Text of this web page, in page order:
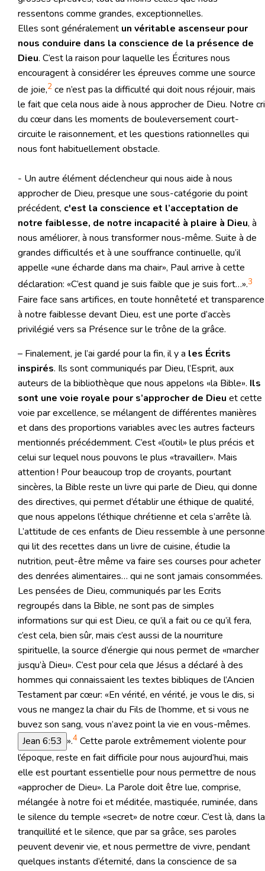
ressentons comme grandes, exceptionnelles.
Elles sont généralement un véritable ascenseur pour
nous conduire dans la conscience de la présence de
Dieu. C’est la raison pour laquelle les Écritures nous
encouragent à considérer les épreuves comme une source
de joie,2 ce n’est pas la difficulté qui doit nous réjouir, mais
le fait que cela nous aide à nous approcher de Dieu. Notre cri
du cœur dans les moments de bouleversement court-
circuite le raisonnement, et les questions rationnelles qui
nous font habituellement obstacle.
- Un autre élément déclencheur qui nous aide à nous
approcher de Dieu, presque une sous-catégorie du point
précédent, c'est la conscience et l’acceptation de
notre faiblesse, de notre incapacité à plaire à Dieu, à
nous améliorer, à nous transformer nous-même. Suite à de
grandes difficultés et à une souffrance continuelle, qu’il
appelle «une écharde dans ma chair», Paul arrive à cette
déclaration: «C’est quand je suis faible que je suis fort…».3
Faire face sans artifices, en toute honnêteté et transparence
à notre faiblesse devant Dieu, est une porte d’accès
privilégié vers sa Présence sur le trône de la grâce.
– Finalement, je l’ai gardé pour la fin, il y a les Écrits
inspirés. Ils sont communiqués par Dieu, l’Esprit, aux
auteurs de la bibliothèque que nous appelons «la Bible». Ils
sont une voie royale pour s’approcher de Dieu et cette
voie par excellence, se mélangent de différentes manières
et dans des proportions variables avec les autres facteurs
mentionnés précédemment. C’est «l’outil» le plus précis et
celui sur lequel nous pouvons le plus «travailler». Mais
attention ! Pour beaucoup trop de croyants, pourtant
sincères, la Bible reste un livre qui parle de Dieu, qui donne
des directives, qui permet d’établir une éthique de qualité,
que nous appelons l’éthique chrétienne et cela s’arrête là.
L’attitude de ces enfants de Dieu ressemble à une personne
qui lit des recettes dans un livre de cuisine, étudie la
nutrition, peut-être même va faire ses courses pour acheter
des denrées alimentaires… qui ne sont jamais consommées.
Les pensées de Dieu, communiqués par les Ecrits
regroupés dans la Bible, ne sont pas de simples
informations sur qui est Dieu, ce qu’il a fait ou ce qu’il fera,
c’est cela, bien sûr, mais c’est aussi de la nourriture
spirituelle, la source d’énergie qui nous permet de «marcher
jusqu’à Dieu». C’est pour cela que Jésus a déclaré à des
hommes qui connaissaient les textes bibliques de l’Ancien
Testament par cœur: «En vérité, en vérité, je vous le dis, si
vous ne mangez la chair du Fils de l’homme, et si vous ne
buvez son sang, vous n’avez point la vie en vous-mêmes.
Jean 6:53 ».4 Cette parole extrêmement violente pour
l’époque, reste en fait difficile pour nous aujourd’hui, mais
elle est pourtant essentielle pour nous permettre de nous
«approcher de Dieu». La Parole doit être lue, comprise,
mélangée à notre foi et méditée, mastiquée, ruminée, dans
le silence du temple «secret» de notre cœur. C’est là, dans la
tranquillité et le silence, que par sa grâce, ses paroles
peuvent devenir vie, et nous permettre de vivre, pendant
quelques instants d’éternité, dans la conscience de sa